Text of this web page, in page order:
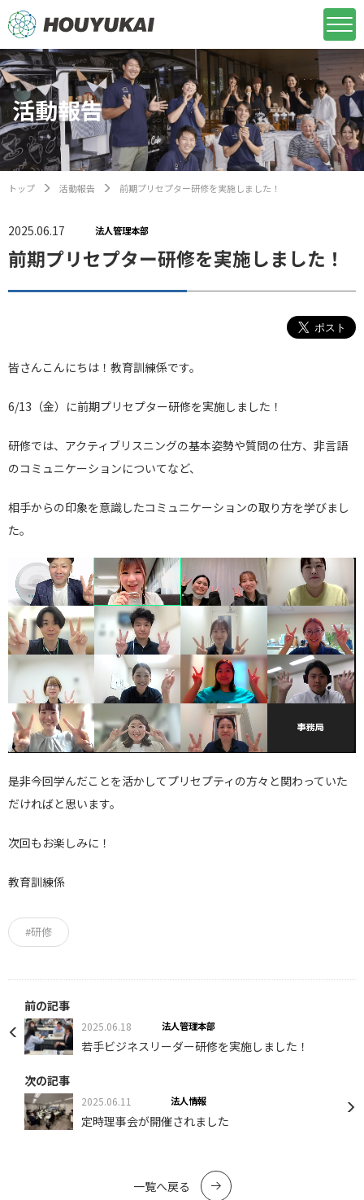
活動報告
トップ 活動報告 前期プリセプター研修を実施しました！
2025.06.17 法人管理本部
前期プリセプター研修を実施しました！
皆さんこんにちは！教育訓練係です。
6/13（金）に前期プリセプター研修を実施しました！
研修では、アクティブリスニングの基本姿勢や質問の仕方、非言語
のコミュニケーションについてなど、
相手からの印象を意識したコミュニケーションの取り方を学びまし
た。
是非今回学んだことを活かしてプリセプティの方々と関わっていた
だければと思います。
次回もお楽しみに！
教育訓練係
#研修
前の記事
2025.06.18 法人管理本部
若手ビジネスリーダー研修を実施しました！
次の記事
2025.06.11 法人情報
定時理事会が開催されました
一覧へ戻る